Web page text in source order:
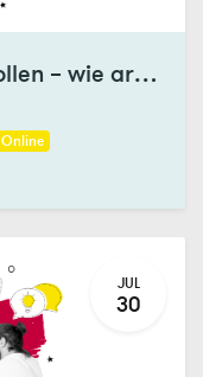
Ehrenamtsaustausch: EA-Rollen – wie arbeiten sie zusammen?
Online
JUL
30